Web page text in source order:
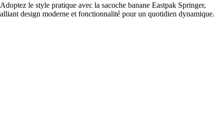
Adoptez le style pratique avec la sacoche banane Eastpak Springer,
alliant design moderne et fonctionnalité pour un quotidien dynamique.